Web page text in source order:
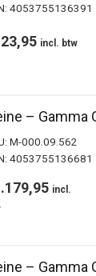
4053755136391
– Gamma
M-000.09.562
4053755136681
– Gamma